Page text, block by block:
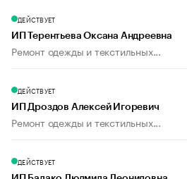
ДЕЙСТВУЕТ
ИП Терентьева Оксана Андреевна
Ремонт одежды и текстильных...
ДЕЙСТВУЕТ
ИП Дроздов Алексей Игоревич
Ремонт одежды и текстильных...
ДЕЙСТВУЕТ